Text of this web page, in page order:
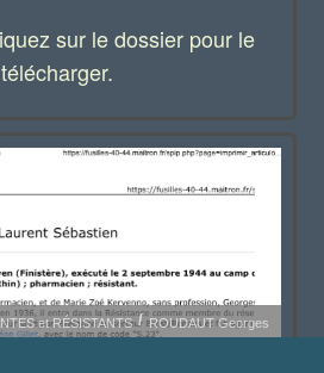
sur le dossier pour le
télécharger.
et RÉSISTANTS ROUDAUT Georges